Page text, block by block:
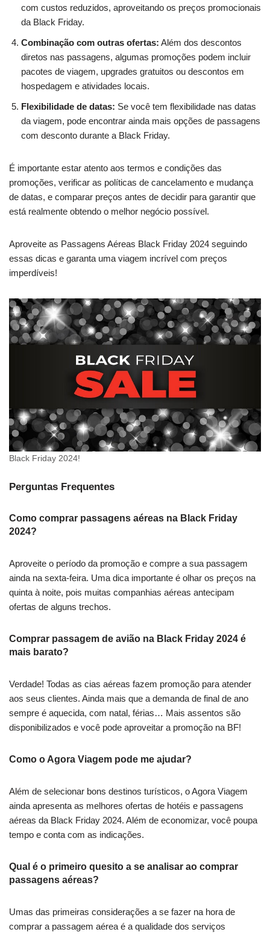
com custos reduzidos, aproveitando os preços promocionais
da Black Friday.
Combinação com outras ofertas: Além dos descontos
diretos nas passagens, algumas promoções podem incluir
pacotes de viagem, upgrades gratuitos ou descontos em
hospedagem e atividades locais.
Flexibilidade de datas: Se você tem flexibilidade nas datas
da viagem, pode encontrar ainda mais opções de passagens
com desconto durante a Black Friday.
É importante estar atento aos termos e condições das
promoções, verificar as políticas de cancelamento e mudança
de datas, e comparar preços antes de decidir para garantir que
está realmente obtendo o melhor negócio possível.
Aproveite as Passagens Aéreas Black Friday 2024 seguindo
essas dicas e garanta uma viagem incrível com preços
imperdíveis!
Black Friday 2024!
Perguntas Frequentes
Como comprar passagens aéreas na Black Friday
2024?
Aproveite o período da promoção e compre a sua passagem
ainda na sexta-feira. Uma dica importante é olhar os preços na
quinta à noite, pois muitas companhias aéreas antecipam
ofertas de alguns trechos.
Comprar passagem de avião na Black Friday 2024 é
mais barato?
Verdade! Todas as cias aéreas fazem promoção para atender
aos seus clientes. Ainda mais que a demanda de final de ano
sempre é aquecida, com natal, férias… Mais assentos são
disponibilizados e você pode aproveitar a promoção na BF!
Como o Agora Viagem pode me ajudar?
Além de selecionar bons destinos turísticos, o Agora Viagem
ainda apresenta as melhores ofertas de hotéis e passagens
aéreas da Black Friday 2024. Além de economizar, você poupa
tempo e conta com as indicações.
Qual é o primeiro quesito a se analisar ao comprar
passagens aéreas?
Umas das primeiras considerações a se fazer na hora de
comprar a passagem aérea é a qualidade dos serviços